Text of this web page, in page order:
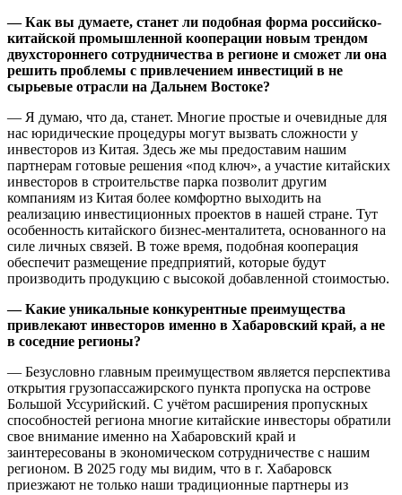
— Как вы думаете, станет ли подобная форма российско-
китайской промышленной кооперации новым трендом
двухстороннего сотрудничества в регионе и сможет ли она
решить проблемы с привлечением инвестиций в не
сырьевые отрасли на Дальнем Востоке?
— Я думаю, что да, станет. Многие простые и очевидные для
нас юридические процедуры могут вызвать сложности у
инвесторов из Китая. Здесь же мы предоставим нашим
партнерам готовые решения «под ключ», а участие китайских
инвесторов в строительстве парка позволит другим
компаниям из Китая более комфортно выходить на
реализацию инвестиционных проектов в нашей стране. Тут
особенность китайского бизнес-менталитета, основанного на
силе личных связей. В тоже время, подобная кооперация
обеспечит размещение предприятий, которые будут
производить продукцию с высокой добавленной стоимостью.
— Какие уникальные конкурентные преимущества
привлекают инвесторов именно в Хабаровский край, а не
в соседние регионы?
— Безусловно главным преимуществом является перспектива
открытия грузопассажирского пункта пропуска на острове
Большой Уссурийский. С учётом расширения пропускных
способностей региона многие китайские инвесторы обратили
свое внимание именно на Хабаровский край и
заинтересованы в экономическом сотрудничестве с нашим
регионом. В 2025 году мы видим, что в г. Хабаровск
приезжают не только наши традиционные партнеры из